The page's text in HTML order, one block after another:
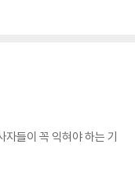
들이 꼭 익혀야 하는 기